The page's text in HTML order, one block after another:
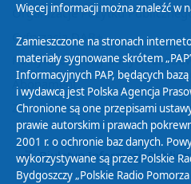
Organizacje Pożytku
Cyfryzacja DAB+
Polityka ochrony danych
Abonament
Zamówienia publiczne
Biuletyn Informacji
Więcej informacji można znaleźć w
Zamieszczone na stronach
materiały sygnowane skrótem
Informacyjnych PAP, będących
i wydawcą jest Polska Agencja
Chronione są one przepisami
prawie autorskim i prawach
2001 r. o ochronie baz danych.
wykorzystywane są przez Polskie
Bydgoszczy „Polskie Radio